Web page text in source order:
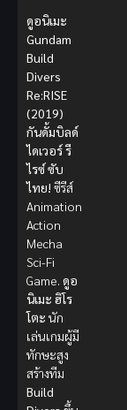
ดูอนิเมะ
Gundam
Build
Divers
Re:RISE
(2019)
กันดั้มบิลด์
ไดเวอร์ รี
ไรซ์ ซับ
ไทย! ซีรีส์
Animation
Action
Mecha
Sci-Fi
Game. ดูอ
นิเมะ ฮิโร
โตะ นัก
เล่นเกมผู้มี
ทักษะสูง
สร้างทีม
Build